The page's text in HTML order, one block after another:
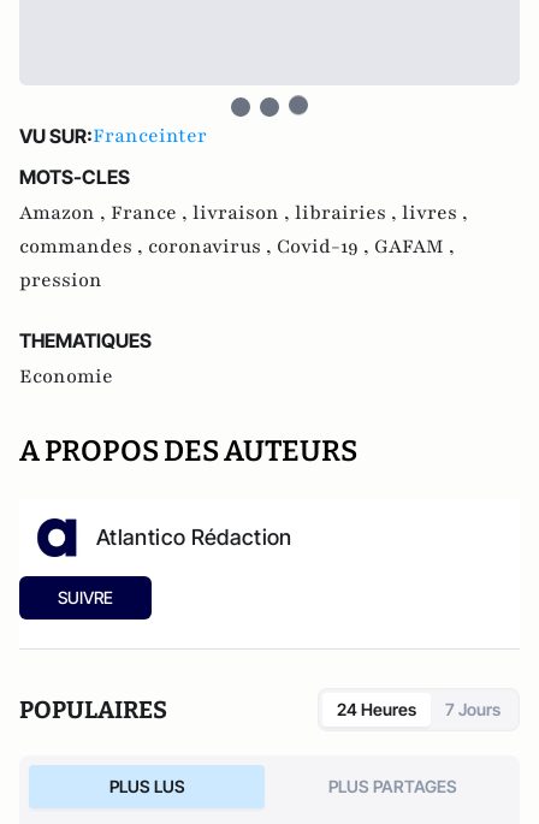
VU SUR:Franceinter
MOTS-CLES
Amazon , France , livraison , librairies , livres ,
commandes , coronavirus , Covid-19 , GAFAM ,
pression
THEMATIQUES
Economie
A PROPOS DES AUTEURS
Atlantico Rédaction
SUIVRE
POPULAIRES 24 Heures 7 Jours
PLUS LUS PLUS PARTAGES